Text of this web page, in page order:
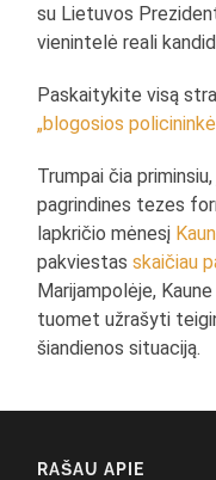
su Lietuvos
vienintelė reali
Paskaitykite visą
„blogosios
Trumpai čia
pagrindines tezes
lapkričio mėnesį
pakviestasskaičiau
Marijampolėje,
tuomet užrašyti
šiandienos situaciją.
RAŠAU APIE